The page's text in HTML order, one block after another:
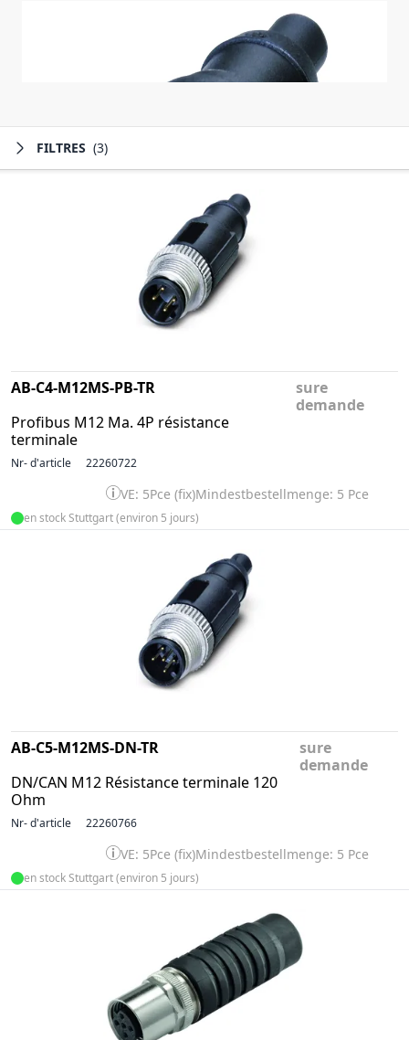
FILTRES (3)
AB-C4-M12MS-PB-TR
Profibus M12 Ma. 4P résistance
terminale
sure
demande
Nr- d'article 22260722
VE: 5Pce (fix)Mindestbestellmenge: 5 Pce
en stock Stuttgart (environ 5 jours)
AB-C5-M12MS-DN-TR
DN/CAN M12 Résistance terminale 120
Ohm
sure
demande
Nr- d'article 22260766
VE: 5Pce (fix)Mindestbestellmenge: 5 Pce
en stock Stuttgart (environ 5 jours)